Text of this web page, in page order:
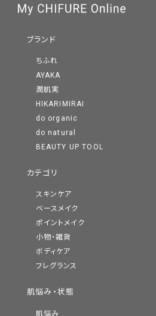
ブランド
ちふれ
AYAKA
潤肌実
HIKARIMIRAI
do organic
do natural
BEAUTY UP TOOL
カテゴリ
スキンケア
ベースメイク
ポイントメイク
小物・雑貨
ボディケア
フレグランス
肌悩み・状態
肌悩み